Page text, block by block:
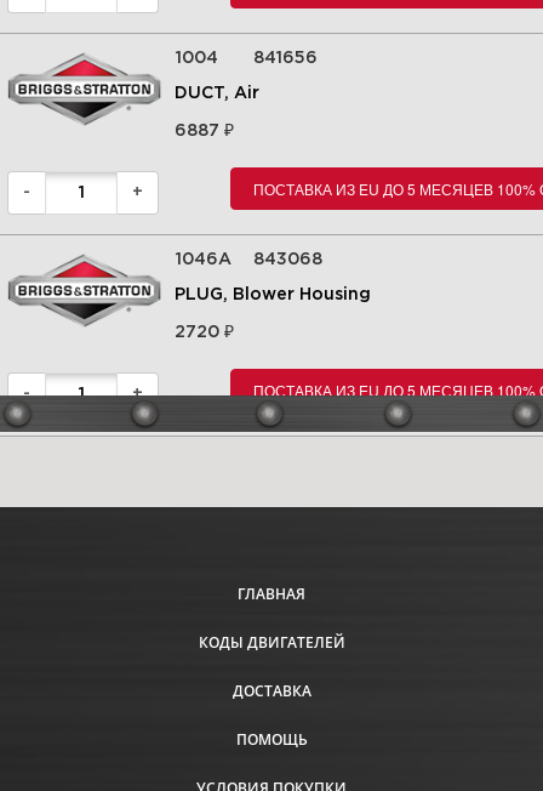
1004 841656
DUCT, Air
6887₽
- + ПОСТАВКА ИЗ EU ДО 5 МЕСЯЦЕВ
1046A 843068
PLUG, Blower Housing
2720₽
- + ПОСТАВКА ИЗ EU ДО 5 МЕСЯЦЕВ
ГЛАВНАЯ
КОДЫ ДВИГАТЕЛЕЙ
ДОСТАВКА
ПОМОЩЬ